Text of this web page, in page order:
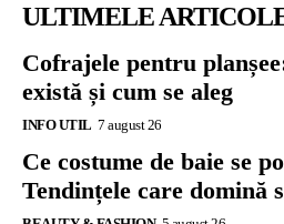
ULTIMELE
Cofrajele pentru
există și cum se aleg
INFO UTIL 7 august 26
Ce costume de baie se
Tendințele care domină